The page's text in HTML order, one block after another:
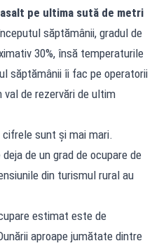
pe ultima sută de metri
săptămânii, gradul de
30%, însă temperaturile
săptămânii îi fac pe operatorii
de rezervări de ultim
sunt și mai mari.
de un grad de ocupare de
din turismul rural au
estimat este de
aproape jumătate dintre